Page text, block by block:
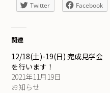
Twitter
Facebook
関連
12/18(土)-19(日) 完成見学会
を行います！
2021年11月19日
お知らせ